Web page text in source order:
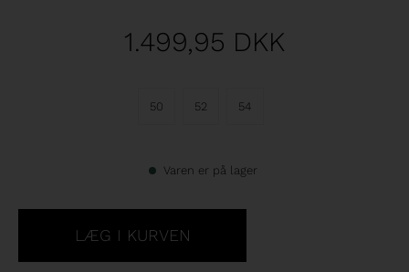
1.499,95 DKK
50 52 54
Varen er på lager